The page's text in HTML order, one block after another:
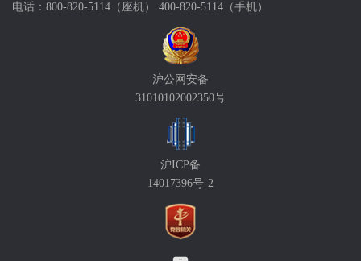
电话：800-820-5114（座机） 400-820-5114（手机）
沪公网安备
31010102002350号
沪ICP备
14017396号-2